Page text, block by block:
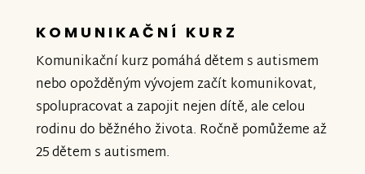
KOMUNIKAČNÍ KURZ
Komunikační kurz pomáhá dětem s autismem
nebo opožděným vývojem začít komunikovat,
spolupracovat a zapojit nejen dítě, ale celou
rodinu do běžného života. Ročně pomůžeme až
25 dětem s autismem.